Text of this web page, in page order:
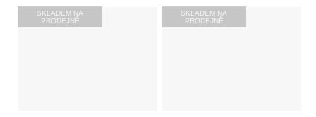
SKLADEM NA
PRODEJNĚ
SKLADEM NA
PRODEJNĚ